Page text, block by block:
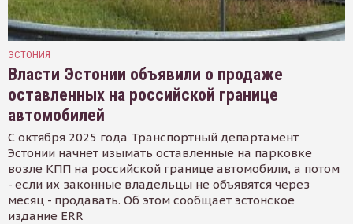
ЭСТОНИЯ
Власти Эстонии объявили о продаже
оставленных на российской границе
автомобилей
С октября 2025 года Транспортный департамент
Эстонии начнет изымать оставленные на парковке
возле КПП на российской границе автомобили, а потом
- если их законные владельцы не объявятся через
месяц - продавать. Об этом сообщает эстонское
издание ERR